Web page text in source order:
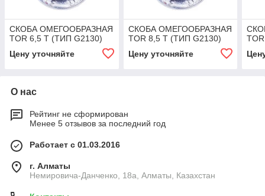
СКОБА ОМЕГООБРАЗНАЯ
TOR 6,5 Т (ТИП G2130)
Цену уточняйте
СКОБА ОМЕГООБРАЗНАЯ
TOR 8,5 Т (ТИП G2130)
Цену уточняйте
О нас
Рейтинг не сформирован
Менее 5 отзывов за последний год
Работает с 01.03.2016
г. Алматы
Немировича-Данченко, 18а, Алматы, Казахстан